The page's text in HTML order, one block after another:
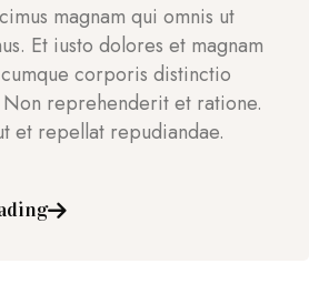
magnam qui omnis ut
Et iusto dolores et magnam
corporis distinctio
Non reprehenderit et ratione.
et repellat repudiandae.